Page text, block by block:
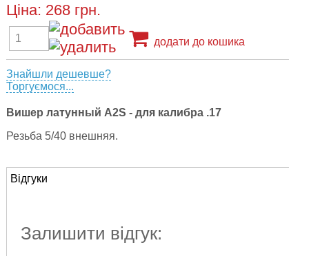
Ціна: 268 грн.
додати до кошика
Знайшли дешевше?
Торгуємося...
Вишер латунный A2S - для калибра .17
Резьба 5/40 внешняя.
Відгуки
Залишити відгук: